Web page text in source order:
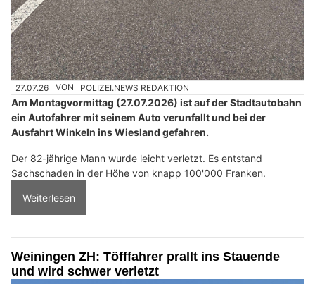
27.07.26 VON POLIZEI.NEWS REDAKTION
Am Montagvormittag (27.07.2026) ist auf der Stadtautobahn
ein Autofahrer mit seinem Auto verunfallt und bei der
Ausfahrt Winkeln ins Wiesland gefahren.
Der 82-jährige Mann wurde leicht verletzt. Es entstand
Sachschaden in der Höhe von knapp 100'000 Franken.
Weiterlesen
Weiningen ZH: Töfffahrer prallt ins Stauende
und wird schwer verletzt